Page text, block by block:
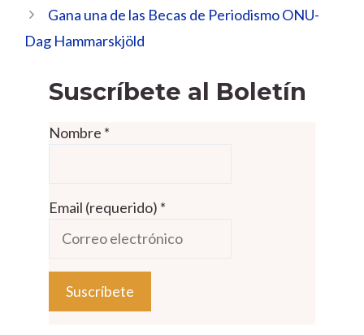
Gana una de las Becas de Periodismo ONU-
Dag Hammarskjöld
Suscríbete al Boletín
Nombre *
Email (requerido) *